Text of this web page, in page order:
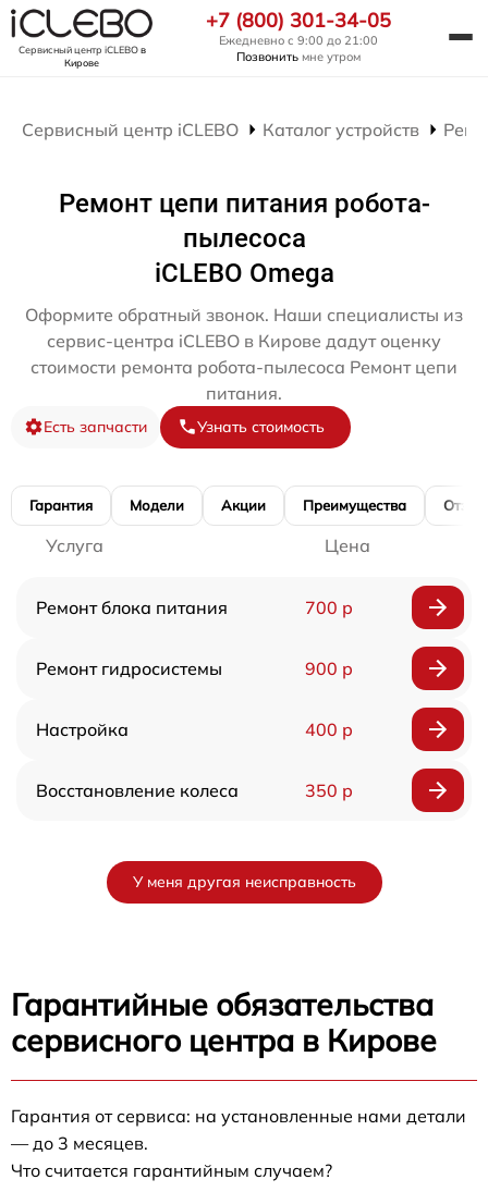
Сервисный центр iCLEBOв
Кирове
+7 (800) 301-34-05
Ежедневно с 9:00 до 21:00
Позвонить мне утром
Сервисный центр iCLEBO Каталог устройств
Ремонт цепи питания робота-
пылесоса
iCLEBO Omega
Оформите обратный звонок. Наши специалисты из
сервис-центра iCLEBO в Кирове дадут оценку
стоимости ремонта робота-пылесоса Ремонт цепи
питания.
Есть запчасти Узнать стоимость
Гарантия Модели Акции Преимущества
Услуга Цена
Ремонт блока питания 700 р
Ремонт гидросистемы 900 р
Настройка 400 р
Восстановление колеса 350 р
У меня другая неисправность
Гарантийные обязательства
сервисного центра в Кирове
Гарантия от сервиса: на установленные нами детали
— до 3 месяцев.
Что считается гарантийным случаем?